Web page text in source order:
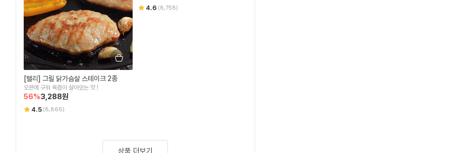
[랠리] 그릴 닭가슴살 스테이크 2종
오븐에 구워 육즙이 살아있는 맛 !
56%3,288원
4.5 (8,866)
4.6 (8,758)
상품 더보기